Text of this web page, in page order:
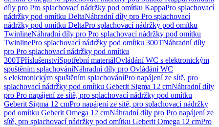
díly pro Pro splachovací nádržky pod omítku KappaPro splachovací
nádržky pod omítku DeltaNáhradní díly pro Pro splachovací
nádržky pod omítku DeltaPro splachovací nádržky pod omítku
TwinlineNáhradní díly pro Pro splachovací nádržky pod omítku
TwinlinePro splachovací nádržky pod omítku 300TNáhradní díly
pro Pro splachovací nádržky pod omítku
300TPříslušenstvíSpotřební materiálOvládání WC s elektronickým
spuštěním splachováníNáhradní díly pro Ovládání WC
s elektronickým spuštěním splachováníPro napájení ze sítě, pro
splachovací nádržky pod omítku Geberit Sigma 12 cmNáhradní díly
pro Pro napájení ze sítě, pro splachovací nádržky pod omítku
Geberit Sigma 12 cmPro napájení ze sítě, pro splachovací nádržky
pod omítku Geberit Omega 12 cmNáhradní díly pro Pro napájení ze
sítě, pro splachovací nádržky pod omítku Geberit Omega 12 cmPro